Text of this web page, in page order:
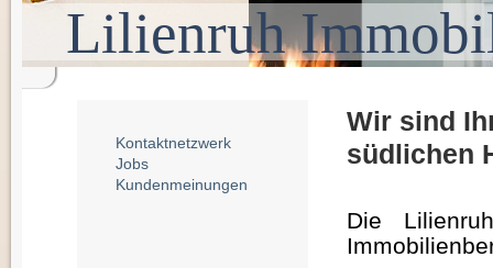
Lilienruh
Kontaktnetzwerk
Jobs
Kundenmeinungen
Wir sind
südlichen
Die